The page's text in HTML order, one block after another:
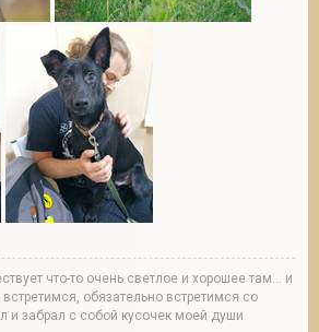
что-то очень светлое и хорошее там... и
обязательно встретимся со
и забрал с собой кусочек моей души